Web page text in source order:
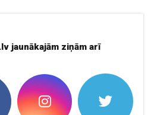
jaunākajām ziņām arī